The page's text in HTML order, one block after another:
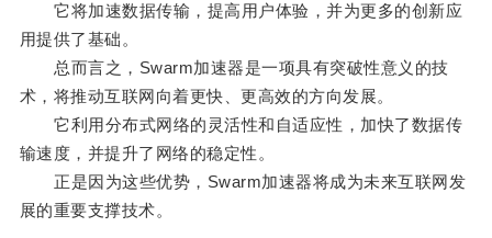
它将加速数据传输，提高用户体验，并为更多的创新应
用提供了基础。
总而言之，Swarm加速器是一项具有突破性意义的技
术，将推动互联网向着更快、更高效的方向发展。
它利用分布式网络的灵活性和自适应性，加快了数据传
输速度，并提升了网络的稳定性。
正是因为这些优势，Swarm加速器将成为未来互联网发
展的重要支撑技术。